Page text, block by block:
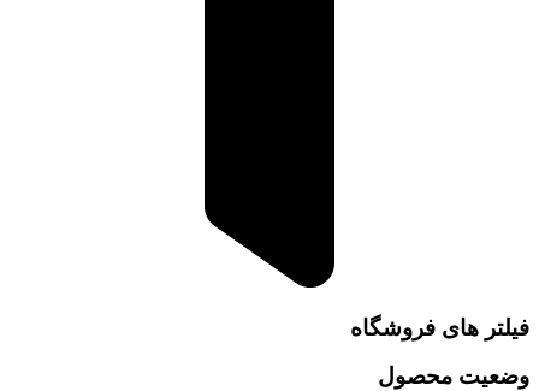
فیلتر های فروشگاه
وضعیت محصول